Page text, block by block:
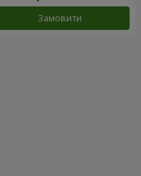
Замовити